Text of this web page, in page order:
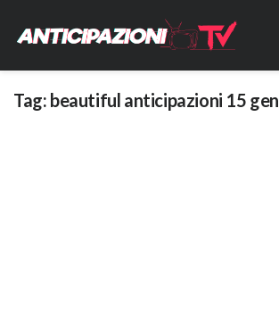
Tag: beautiful anticipazioni 15